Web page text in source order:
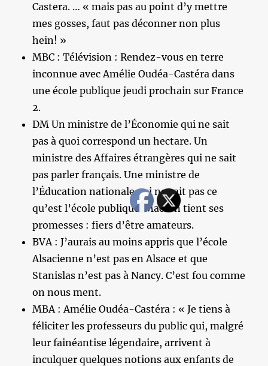
Castera. … « mais pas au point d’y mettre
mes gosses, faut pas déconner non plus
hein! »
MBC : Télévision : Rendez-vous en terre
inconnue avec Amélie Oudéa-Castéra dans
une école publique jeudi prochain sur France
2.
DM Un ministre de l’Économie qui ne sait
pas à quoi correspond un hectare. Un
ministre des Affaires étrangères qui ne sait
pas parler français. Une ministre de
l’Éducation nationale qui ne sait pas ce
qu’est l’école publique. Macron tient ses
promesses : fiers d’être amateurs.
BVA : J’aurais au moins appris que l’école
Alsacienne n’est pas en Alsace et que
Stanislas n’est pas à Nancy. C’est fou comme
on nous ment.
MBA : Amélie Oudéa-Castéra : « Je tiens à
féliciter les professeurs du public qui, malgré
leur fainéantise légendaire, arrivent à
inculquer quelques notions aux enfants de